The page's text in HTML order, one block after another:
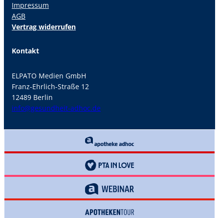
Impressum
AGB
Vertrag widerrufen
Kontakt
ELPATO Medien GmbH
Franz-Ehrlich-Straße 12
12489 Berlin
info@gesundheit-adhoc.de